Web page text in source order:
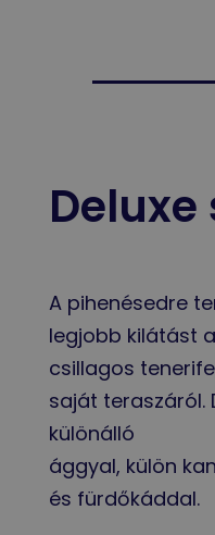
Deluxe
A pihenésedre
legjobb kilátást
csillagos
saját teraszáról.
különálló
ággyal, külön
és fürdőkáddal.